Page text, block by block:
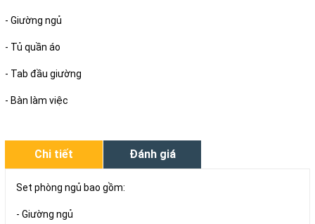
- Giường ngủ
- Tủ quần áo
- Tab đầu giường
- Bàn làm việc
Chi tiết Đánh giá
Set phòng ngủ bao gồm:
- Giường ngủ